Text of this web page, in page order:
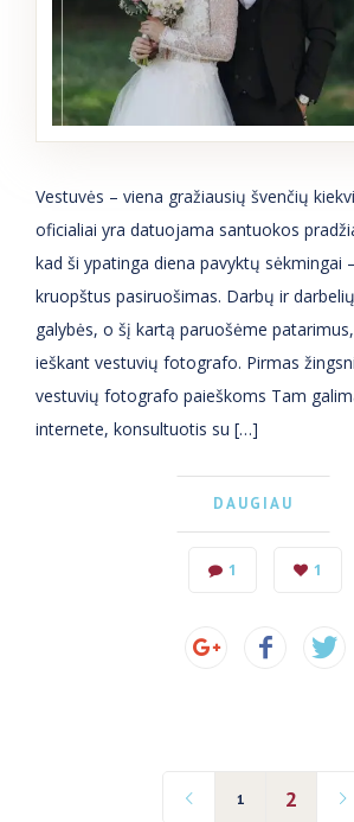
Vestuvės – viena gražiausių švenčių
oficialiai yra datuojama santuokos
kad ši ypatinga diena pavyktų sėkmingai
kruopštus pasiruošimas. Darbų ir
galybės, o šį kartą paruošėme
ieškant vestuvių fotografo. Pirmas
vestuvių fotografo paieškoms Tam
internete, konsultuotis su […]
DAUGIAU
1 1
1 2